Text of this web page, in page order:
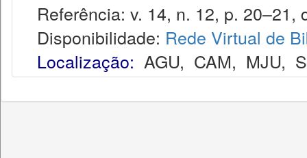
Referência: v. 14, n. 12, p. 20–21,
Disponibilidade: Rede Virtual de
Localização: AGU, CAM, MJU,